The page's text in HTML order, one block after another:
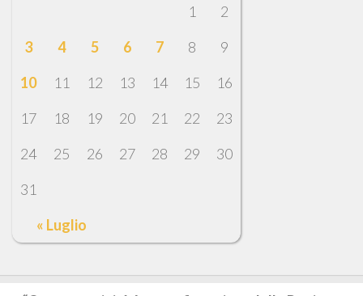
« Luglio
1
2
3
4 5 6 7 8
9
10
11 12 13 14 15
16
17
18 19 20 21 22
23
24
25 26 27 28 29
30
31